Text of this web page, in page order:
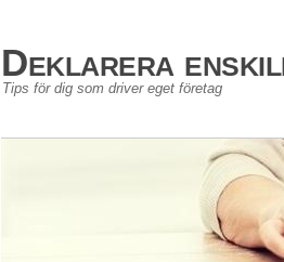
Deklarera
Tips för dig som driver eget företag